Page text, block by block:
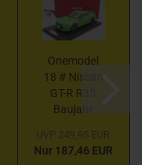
Onemodel
18 # Nissan
GT-R R35
Baujahr
Green " 1:18
UVP 249,95 EUR
Nur 187,46 EUR